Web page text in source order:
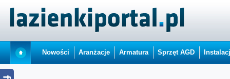
Nowości Aranżacje Armatura Sprzęt AGD